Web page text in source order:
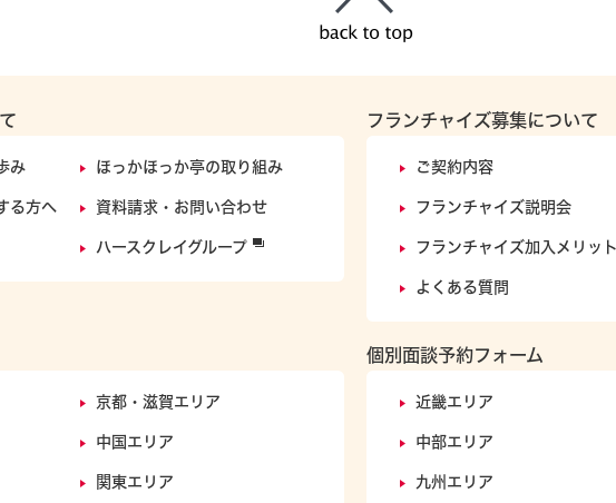
み
ほっかほっか亭の取り組み
る方へ
資料請求・お問い合わせ
ハースクレイグループ
フランチャイズ募集について
ご契約内容
フランチャイズ説明会
フランチャイズ加入メリット
よくある質問
京都・滋賀エリア
中国エリア
関東エリア
個別面談予約フォーム
近畿エリア
中部エリア
九州エリア